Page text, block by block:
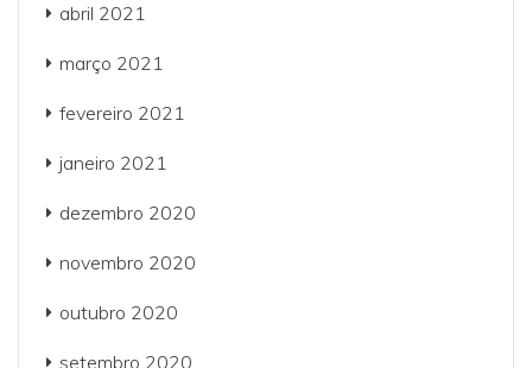
abril 2021
março 2021
fevereiro 2021
janeiro 2021
dezembro 2020
novembro 2020
outubro 2020
setembro 2020